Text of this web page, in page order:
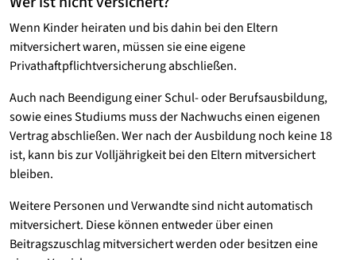
Wenn Kinder heiraten und bis dahin bei den Eltern
mitversichert waren, müssen sie eine eigene
Privathaftpflichtversicherung abschließen.
Auch nach Beendigung einer Schul- oder Berufsausbildung,
sowie eines Studiums muss der Nachwuchs einen eigenen
Vertrag abschließen. Wer nach der Ausbildung noch keine 18
ist, kann bis zur Volljährigkeit bei den Eltern mitversichert
bleiben.
Weitere Personen und Verwandte sind nicht automatisch
mitversichert. Diese können entweder über einen
Beitragszuschlag mitversichert werden oder besitzen eine